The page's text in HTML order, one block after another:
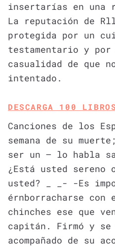
insertarías en una
La reputación de
protegida por un
testamentario y
casualidad de que
intentado.
DESCARGA 100
Canciones de los
semana de su
ser un – lo habla
¿Está usted
usted? _ _- -Es
érnborracharse con
chinches ese que
capitán. Firmó y se
acompañado de su